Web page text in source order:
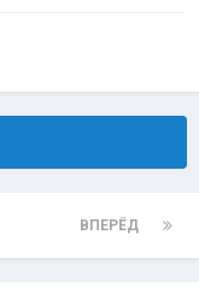
ВПЕРЁД